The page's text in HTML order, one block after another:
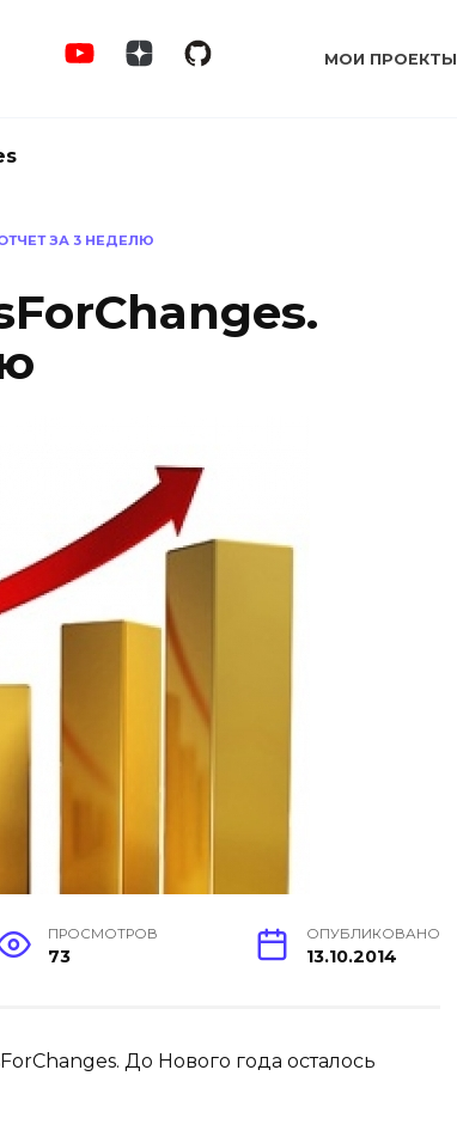
МОИ ПРОЕКТЫ
ОТЧЕТ ЗА 3 НЕДЕЛЮ
ПРОСМОТРОВ
73
ОПУБЛИКОВАНО
13.10.2014
До Нового года осталось